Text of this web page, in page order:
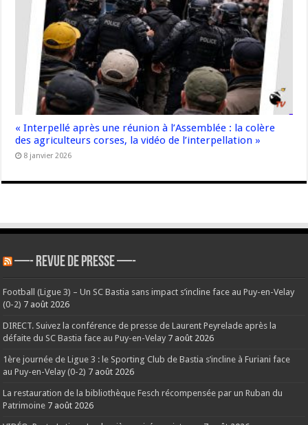
« Interpellé après une réunion à l’Assemblée : la colère
des agriculteurs corses, la vidéo de l’interpellation »
8 janvier 2026
—- REVUE DE PRESSE —-
Football (Ligue 3) – Un SC Bastia sans impact s’incline face au Puy-en-Velay
(0-2) 7 août 2026
DIRECT. Suivez la conférence de presse de Laurent Peyrelade après la
défaite du SC Bastia face au Puy-en-Velay 7 août 2026
1ère journée de Ligue 3 : le Sporting Club de Bastia s’incline à Furiani face
au Puy-en-Velay (0-2) 7 août 2026
La restauration de la bibliothèque Fesch récompensée par un Ruban du
Patrimoine 7 août 2026